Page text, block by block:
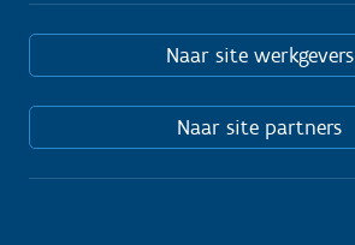
Naar site werkgevers
Naar site partners